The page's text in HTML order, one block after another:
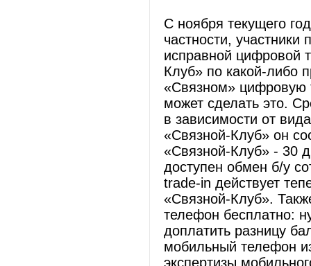
С ноября текущего
частности,
исправной цифровой
Клуб» по какой-либо
«Связном» цифровую
может сделать это.
в зависимости от
«Связной-Клуб» он
«Связной-Клуб» - 30
доступен обмен б/у
trade-in действует
«Связной-Клуб».
телефон бесплатно:
доплатить разницу
мобильный телефон
экспертизы